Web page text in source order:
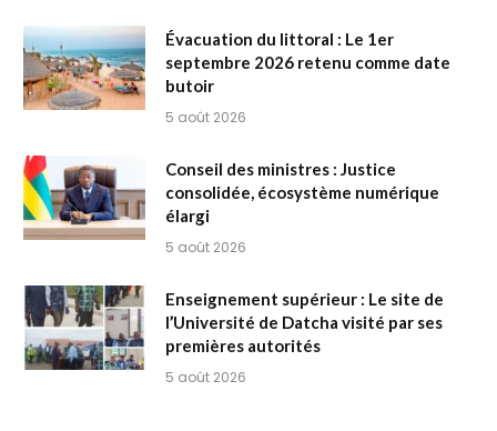
Évacuation du littoral : Le 1er
septembre 2026 retenu comme date
butoir
5 août 2026
Conseil des ministres : Justice
consolidée, écosystème numérique
élargi
5 août 2026
Enseignement supérieur : Le site de
l’Université de Datcha visité par ses
premières autorités
5 août 2026